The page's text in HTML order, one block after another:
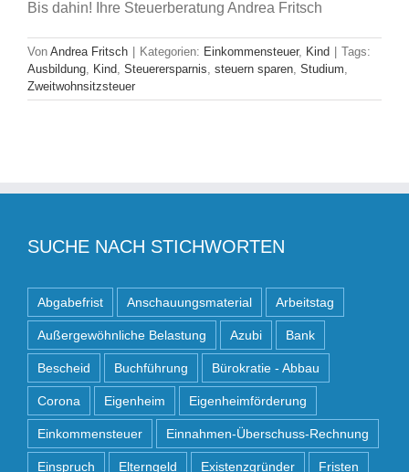
Bis dahin! Ihre Steuerberatung Andrea Fritsch
Von Andrea Fritsch | Kategorien: Einkommensteuer, Kind | Tags:
Ausbildung Kind Steuerersparnis steuern sparen Studium
Zweitwohnsitzsteuer
SUCHE NACH STICHWORTEN
Abgabefrist Anschauungsmaterial Arbeitstag
Außergewöhnliche Belastung Azubi Bank
Bescheid Buchführung Bürokratie - Abbau
Corona Eigenheim Eigenheimförderung
Einkommensteuer Einnahmen-Überschuss-Rechnung
Einspruch Elterngeld Existenzgründer Fristen